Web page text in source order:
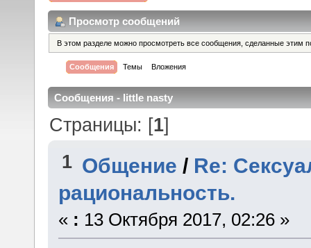
Просмотр сообщений
В этом разделе можно просмотреть все сообщения, сделанные этим
Сообщения Темы Вложения
Сообщения - little nasty
Страницы: [1]
1 Общение / Re:
рациональность.
« : 13 Октября 2017, 02:26 »